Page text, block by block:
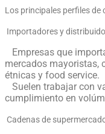
Los principales perfiles de
Importadores y
Empresas que
mercados mayoristas,
étnicas y food service.
Suelen trabajar con
cumplimiento en
Cadenas de